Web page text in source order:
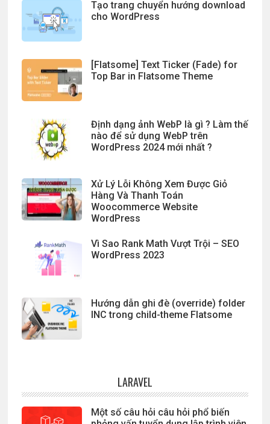
Tạo trang chuyển hướng download
cho WordPress
[Flatsome] Text Ticker (Fade) for
Top Bar in Flatsome Theme
Định dạng ảnh WebP là gì ? Làm thế
nào để sử dụng WebP trên
WordPress 2024 mới nhất ?
Xử Lý Lỗi Không Xem Được Giỏ
Hàng Và Thanh Toán
Woocommerce Website
WordPress
Vì Sao Rank Math Vượt Trội – SEO
WordPress 2023
Hướng dẫn ghi đè (override) folder
INC trong child-theme Flatsome
LARAVEL
Một số câu hỏi câu hỏi phổ biến